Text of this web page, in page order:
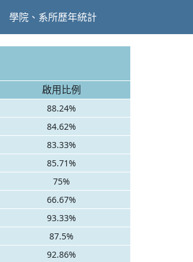
學院、系所歷年統計
啟用比例
88.24%
84.62%
83.33%
85.71%
75%
66.67%
93.33%
87.5%
92.86%